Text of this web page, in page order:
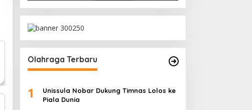
Olahraga Terbaru
1
Unissula Nobar Dukung Timnas Lolos ke
Piala Dunia